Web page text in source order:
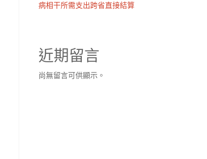
病相干所需支出跨省直接結算
近期留言
尚無留言可供顯示。